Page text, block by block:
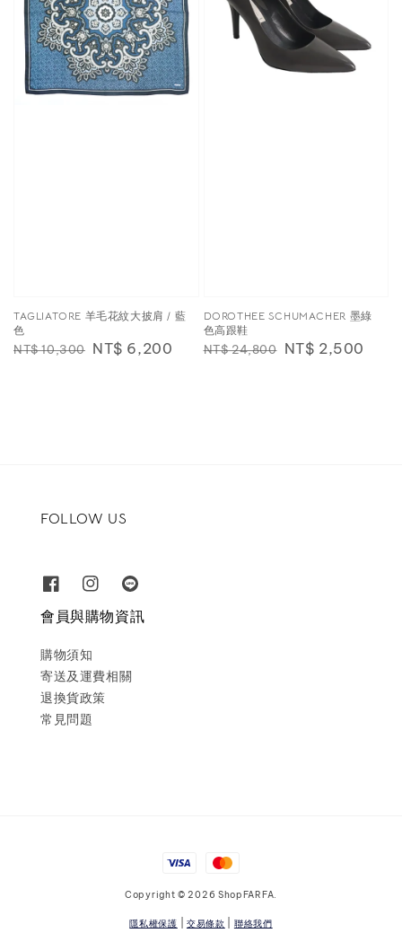
TAGLIATORE 羊毛花紋大披肩 / 藍
色
Regular
NT$ 10,300 Sale
NT$ 6,200
DOROTHEE SCHUMACHER 墨綠
色高跟鞋
Regular
NT$ 24,800 Sale
NT$ 2,500
FOLLOW US
會員與購物資訊
購物須知
寄送及運費相關
退換貨政策
常見問題
Copyright © 2026 ShopFARFA.
隱私權保護 交易條款 聯絡我們